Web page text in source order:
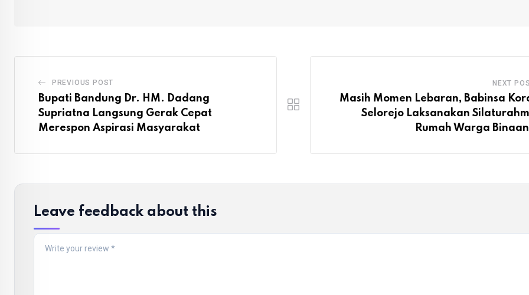
PREVIOUS POST
Bupati Bandung Dr. HM. Dadang
Supriatna Langsung Gerak Cepat
Merespon Aspirasi Masyarakat
NEXT
Masih Momen Lebaran, Babinsa
Selorejo Laksanakan
Rumah Warga
Leave feedback about this